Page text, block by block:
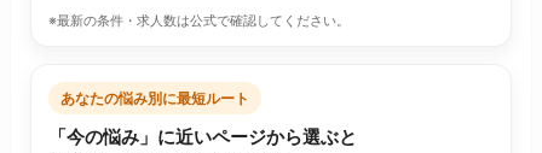
※最新の条件・求人数は公式で確認してください。
あなたの悩み別に最短ルート
「今の悩み」に近いページから選ぶと